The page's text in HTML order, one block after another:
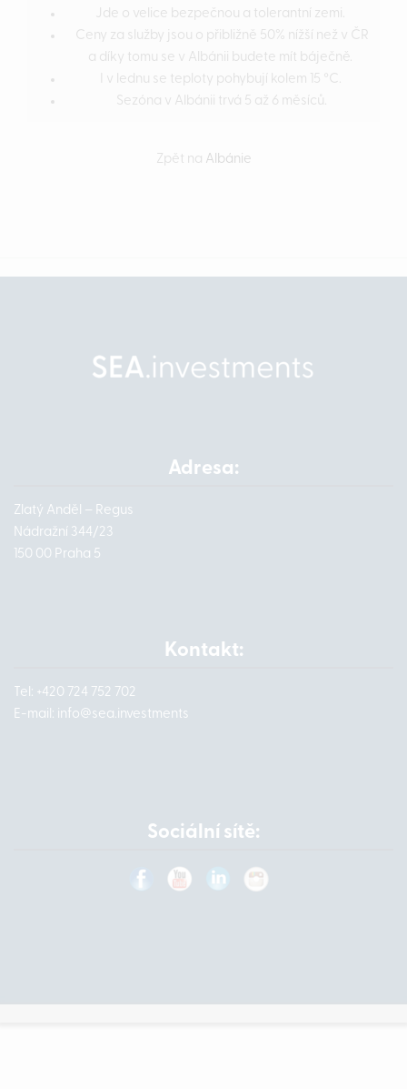
Jde o velice bezpečnou a tolerantní zemi.
Ceny za služby jsou o přibližně 50% nížší než v ČR
a díky tomu se v Albánii budete mít báječně.
I v lednu se teploty pohybují kolem 15 °C.
Sezóna v Albánii trvá 5 až 6 měsíců.
Zpět na Albánie
Adresa:
Zlatý Anděl – Regus
Nádražní 344/23
150 00 Praha 5
Kontakt:
Tel: +420 724 752 702
E-mail: info@sea.investments
Sociální sítě: